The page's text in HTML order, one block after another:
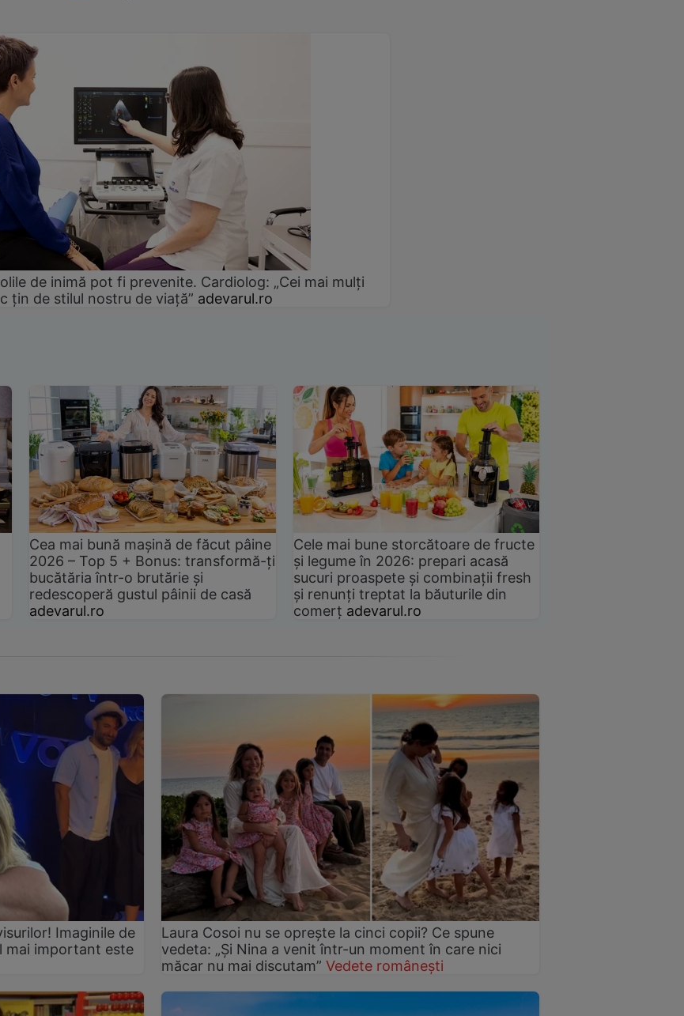
de inimă pot fi prevenite. Cardiolog: „Cei mai mulți
țin de stilul nostru de viață” adevarul.ro
Cea mai bună mașină de făcut pâine
2026 – Top 5 + Bonus: transformă-ți
bucătăria într-o brutărie și
redescoperă gustul pâinii de casă
adevarul.ro
Cele mai bune storcătoare de fructe
și legume în 2026: prepari acasă
sucuri proaspete și combinații fresh
și renunți treptat la băuturile din
comerț adevarul.ro
Imaginile de
mai important este
Laura Cosoi nu se oprește la cinci copii? Ce spune
vedeta: „Și Nina a venit într-un moment în care nici
măcar nu mai discutam” Vedete românești